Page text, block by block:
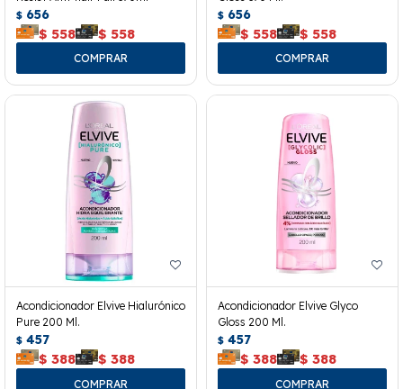
$ 656
$ 558 $ 558
$ 656
$ 558 $ 558
Acondicionador Elvive Hialurónico
Pure 200 Ml.
$ 457
$ 388 $ 388
Acondicionador Elvive Glyco
Gloss 200 Ml.
$ 457
$ 388 $ 388